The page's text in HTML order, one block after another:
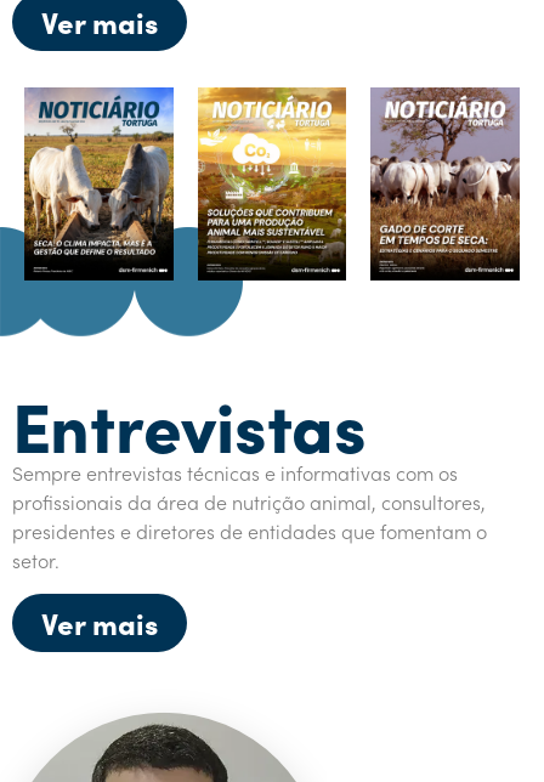
Ver mais
Entrevistas
Sempre entrevistas técnicas e informativas com os
profissionais da área de nutrição animal, consultores,
presidentes e diretores de entidades que fomentam o
setor.
Ver mais